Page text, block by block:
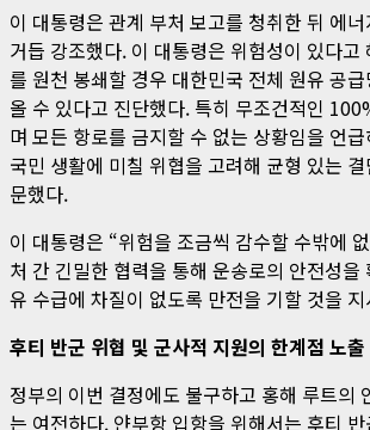
이 대통령은 관계 부처 보고를 청취한 뒤 에
거듭 강조했다. 이 대통령은 위험성이 있다고
를 원천 봉쇄할 경우 대한민국 전체 원유 공
올 수 있다고 진단했다. 특히 무조건적인
며 모든 항로를 금지할 수 없는 상황임을 언
국민 생활에 미칠 위협을 고려해 균형 있는
문했다.
이 대통령은 “위험을 조금씩 감수할 수밖에
처 간 긴밀한 협력을 통해 운송로의 안전성을
유 수급에 차질이 없도록 만전을 기할 것을
후티 반군 위협 및 군사적 지원의 한계점 노출
정부의 이번 결정에도 불구하고 홍해 루트의
는 여전하다. 얀부항 입항을 위해서는 후티